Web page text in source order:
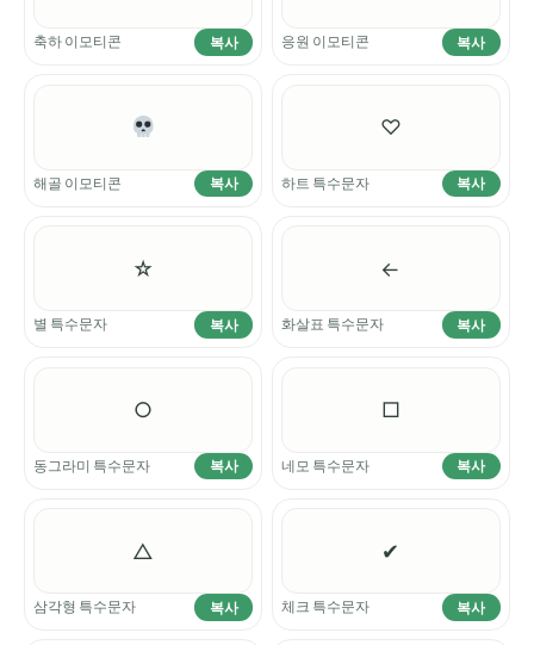
축하 이모티콘 복사 응원 이모티콘 복사
해골 이모티콘 복사
♡
하트 특수문자 복사
☆
별 특수문자 복사
←
화살표 특수문자 복사
○
동그라미 특수문자 복사
□
네모 특수문자 복사
△
삼각형 특수문자 복사
✔
체크 특수문자 복사